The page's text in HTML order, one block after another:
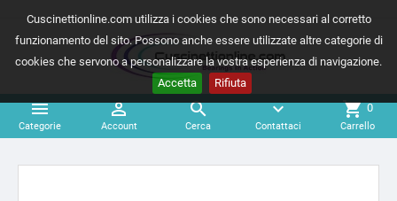
Cuscinettionline.com utilizza i cookies che sono necessari al corretto
funzionamento del sito. Possono anche essere utilizzate altre categorie di
cookies che servono a personalizzare la vostra esperienza di navigazione.
Accetta
Rifiuta

Categorie

Account

Cerca
expand_more
Contattaci
shopping_cart 0
Carrello